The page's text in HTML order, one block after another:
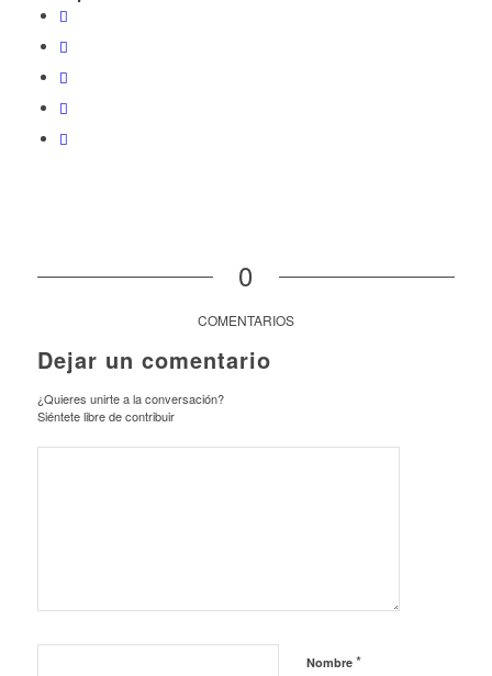
0
COMENTARIOS
Dejar un comentario
¿Quieres unirte a la conversación?
Siéntete libre de contribuir
Nombre *